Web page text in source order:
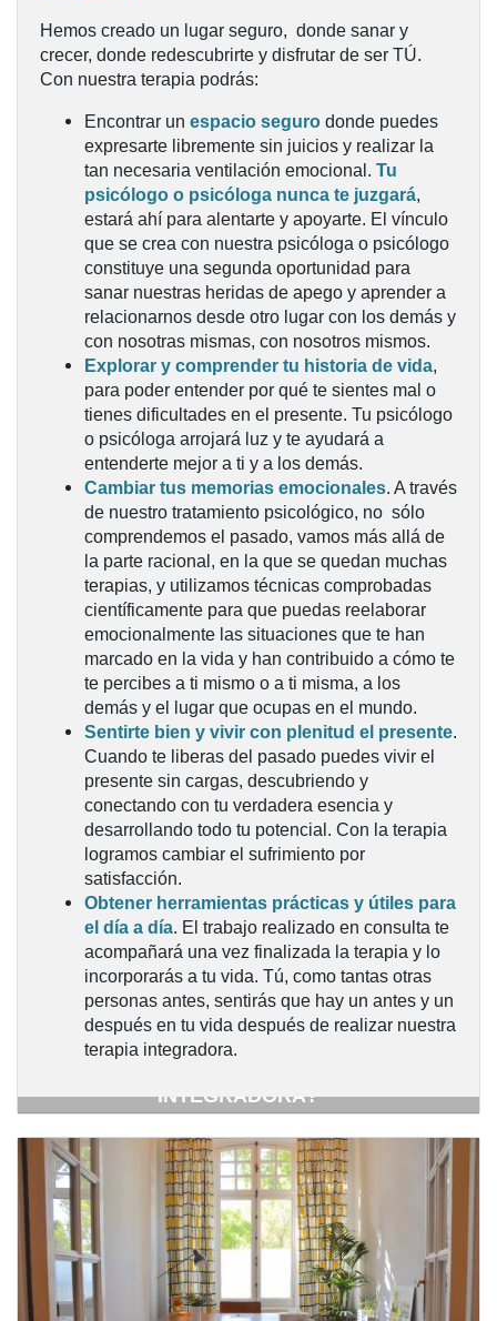
¿QUÉ LOGRARÁS CON NUESTRA
INTEGRADORA?
Hemos creado un lugar seguro, donde sanar y
crecer, donde redescubrirte y disfrutar de ser TÚ.
Con nuestra terapia podrás:
Encontrar un espacio seguro donde puedes
expresarte libremente sin juicios y realizar la
tan necesaria ventilación emocional. Tu
psicólogo o psicóloga nunca te juzgará,
estará ahí para alentarte y apoyarte. El vínculo
que se crea con nuestra psicóloga o psicólogo
constituye una segunda oportunidad para
sanar nuestras heridas de apego y aprender a
relacionarnos desde otro lugar con los demás y
con nosotras mismas, con nosotros mismos.
Explorar y comprender tu historia de vida,
para poder entender por qué te sientes mal o
tienes dificultades en el presente. Tu psicólogo
o psicóloga arrojará luz y te ayudará a
entenderte mejor a ti y a los demás.
Cambiar tus memorias emocionales. A través
de nuestro tratamiento psicológico, no sólo
comprendemos el pasado, vamos más allá de
la parte racional, en la que se quedan muchas
terapias, y utilizamos técnicas comprobadas
científicamente para que puedas reelaborar
emocionalmente las situaciones que te han
marcado en la vida y han contribuido a cómo te
te percibes a ti mismo o a ti misma, a los
demás y el lugar que ocupas en el mundo.
Sentirte bien y vivir con plenitud el presente.
Cuando te liberas del pasado puedes vivir el
presente sin cargas, descubriendo y
conectando con tu verdadera esencia y
desarrollando todo tu potencial. Con la terapia
logramos cambiar el sufrimiento por
satisfacción.
Obtener herramientas prácticas y útiles para
el día a día. El trabajo realizado en consulta te
acompañará una vez finalizada la terapia y lo
incorporarás a tu vida. Tú, como tantas otras
personas antes, sentirás que hay un antes y un
después en tu vida después de realizar nuestra
terapia integradora.